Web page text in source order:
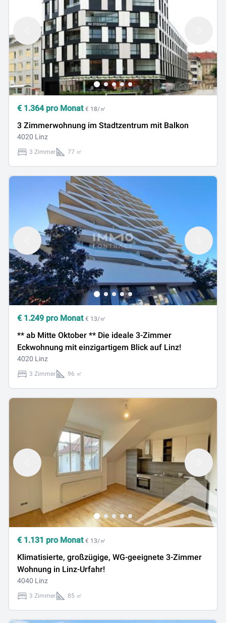
€ 1.364pro Monat € 18/㎡
3 Zimmerwohnung im Stadtzentrum mit Balkon
4020 Linz
3 Zimmer 77 ㎡
€ 1.249 pro Monat € 13/㎡
** ab Mitte Oktober ** Die ideale 3-Zimmer
Eckwohnung mit einzigartigem Blick auf Linz!
4020 Linz
3 Zimmer 96 ㎡
€ 1.131 pro Monat € 13/㎡
Klimatisierte, großzügige, WG-geeignete 3-Zimmer
Wohnung in Linz-Urfahr!
4040 Linz
3 Zimmer 85 ㎡